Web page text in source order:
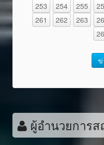
253
254 255
261
262 263
ข่
ผู้อำนวยการ